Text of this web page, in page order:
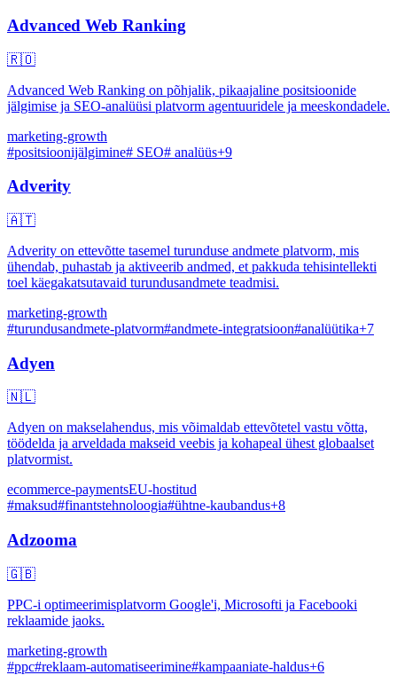
Advanced Web Ranking
🇷🇴
Advanced Web Ranking on põhjalik, pikaajaline positsioonide
jälgimise ja SEO-analüüsi platvorm agentuuridele ja meeskondadele.
marketing-growth
#positsioonijälgimine# SEO# analüüs+9
Adverity
🇦🇹
Adverity on ettevõtte tasemel turunduse andmete platvorm, mis
ühendab, puhastab ja aktiveerib andmed, et pakkuda tehisintellekti
toel käegakatsutavaid turundusandmete teadmisi.
marketing-growth
#turundusandmete-platvorm#andmete-integratsioon#analüütika+7
Adyen
🇳🇱
Adyen on makselahendus, mis võimaldab ettevõtetel vastu võtta,
töödelda ja arveldada makseid veebis ja kohapeal ühest globaalset
platvormist.
ecommerce-paymentsEU-hostitud
#maksud#finantstehnoloogia#ühtne-kaubandus+8
Adzooma
🇬🇧
PPC-i optimeerimisplatvorm Google'i, Microsofti ja Facebooki
reklaamide jaoks.
marketing-growth
#ppc#reklaam-automatiseerimine#kampaaniate-haldus+6